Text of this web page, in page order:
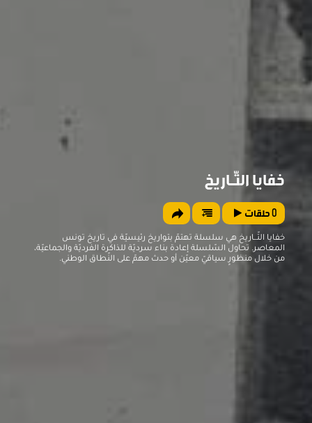
خفايا التّــاريخ
0حلقات
خفايا التّــاريخ هي سلسلة تهتمّ بتواريخ رئيسيّة في تاريخ تونس
المعاصر. تحاول السّلسلة إعادة بناء سرديّة للذاكرة الفرديّة والجماعيّة،
من خلال منظورِِ سياقيّ معيّن أو حدث مهمّ على النّطاق الوطني.